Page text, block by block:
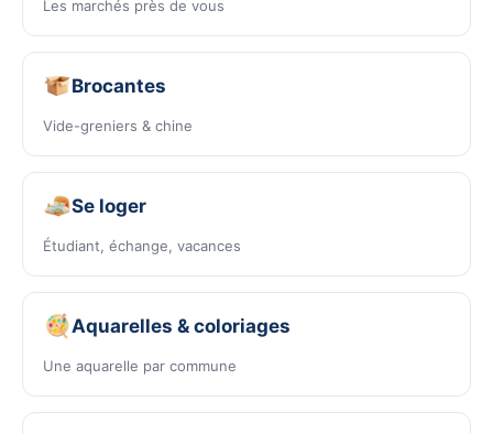
Les marchés près de vous
Brocantes
Vide-greniers & chine
Se loger
Étudiant, échange, vacances
Aquarelles & coloriages
Une aquarelle par commune